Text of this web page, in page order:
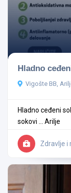
Hladno
Vigošte BB,
Hladno ceđeni
sokovi ... Arilje
Zdravlje i